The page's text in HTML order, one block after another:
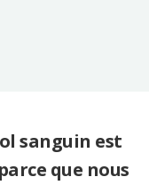
sanguin est
que nous